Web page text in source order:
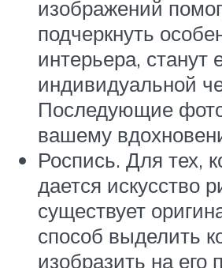
изображений
подчеркнуть
интерьера, станут
индивидуальной
Последующие
вашему
Роспись. Для тех,
дается искусство
существует
способ выделить
изобразить на его